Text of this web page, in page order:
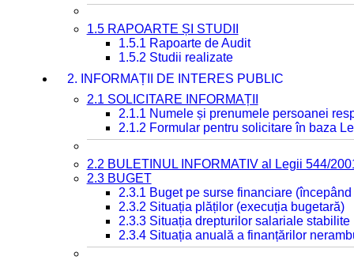
1.5 RAPOARTE ȘI STUDII
1.5.1 Rapoarte de Audit
1.5.2 Studii realizate
2. INFORMAȚII DE INTERES PUBLIC
2.1 SOLICITARE INFORMAȚII
2.1.1 Numele și prenumele persoanei
2.1.2 Formular pentru solicitare în baza
2.2 BULETINUL INFORMATIV al Legii 544/
2.3 BUGET
2.3.1 Buget pe surse financiare
2.3.2 Situația plăților (execuția bugetară)
2.3.3 Situația drepturilor salariale
2.3.4 Situația anuală a finanțărilor